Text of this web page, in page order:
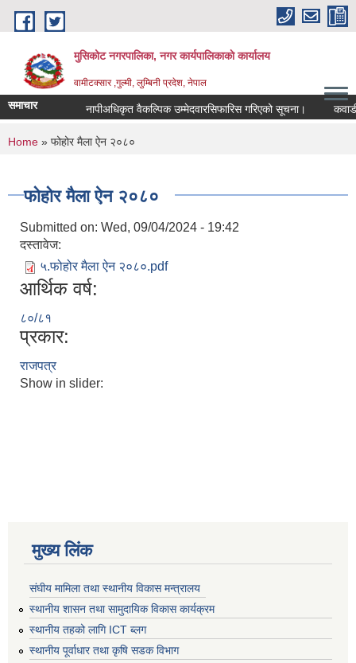
Skip to main content
मुसिकोट नगरपालिका, नगर कार्यपालिकाकाे कार्यालय
वामीटक्सार ,गुल्मी, लुम्बिनी प्रदेश, नेपाल
समाचार नापीअधिकृत वैकल्पिक उम्मेदवारसिफारिस गरिएको सूचना। कवाडी
You are here
Home » फोहोर मैला ऐन २०८०
फोहोर मैला ऐन २०८०
Submitted on: Wed, 09/04/2024 - 19:42
दस्तावेज:
५.फोहोर मैला ऐन २०८०.pdf
आर्थिक वर्ष:
८०/८१
प्रकार:
राजपत्र
Show in slider:
मुख्य लिंक
संघीय मामिला तथा स्थानीय विकास मन्त्रालय
स्थानीय शासन तथा सामुदायिक विकास कार्यक्रम
स्थानीय तहको लागि ICT ब्लग
स्थानीय पूर्वाधार तथा कृषि सडक विभाग